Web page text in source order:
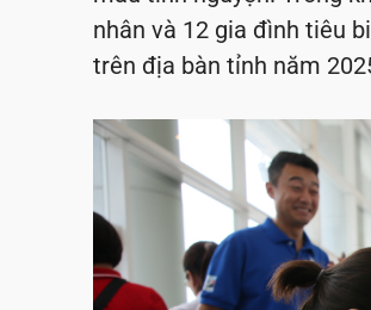
nhân và 12 gia đình tiêu
trên địa bàn tỉnh năm